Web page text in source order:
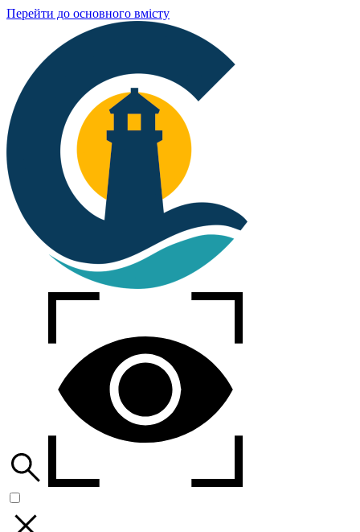
Перейти до основного вмісту